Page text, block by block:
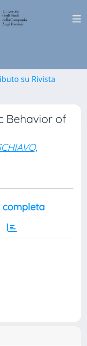
su Rivista
Behavior of
completa